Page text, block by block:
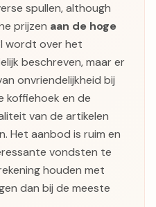
spullen, although
prijzen aan de hoge
wordt over het
beschreven, maar er
onvriendelijkheid bij
koffiehoek en de
van de artikelen
Het aanbod is ruim en
vondsten te
houden met
dan bij de meeste